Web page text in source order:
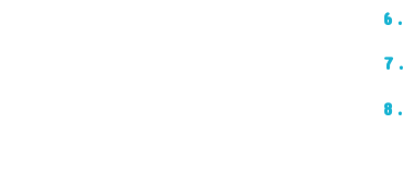
6
7
8